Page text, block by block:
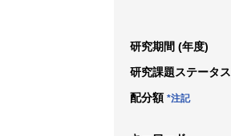
研究期間 (年度)
研究課題ステータス
配分額 *注記